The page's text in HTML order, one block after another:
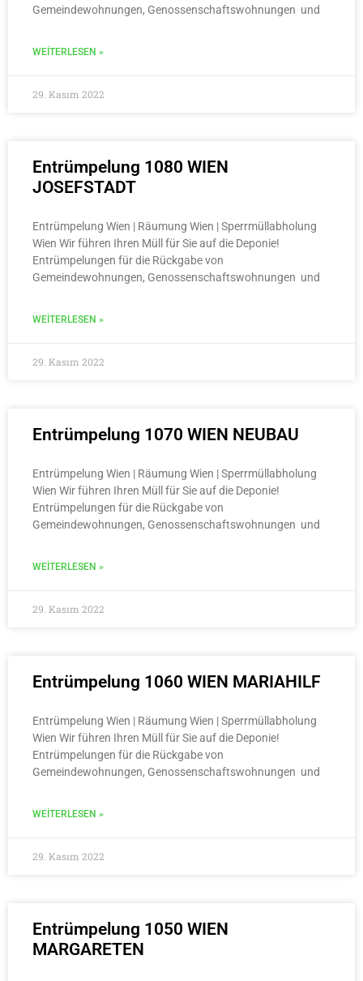
Gemeindewohnungen, Genossenschaftswohnungen und
WEITERLESEN »
29. Kasım 2022
Entrümpelung 1080 WIEN
JOSEFSTADT
Entrümpelung Wien | Räumung Wien | Sperrmüllabholung
Wien Wir führen Ihren Müll für Sie auf die Deponie!
Entrümpelungen für die Rückgabe von
Gemeindewohnungen, Genossenschaftswohnungen und
WEITERLESEN »
29. Kasım 2022
Entrümpelung 1070 WIEN NEUBAU
Entrümpelung Wien | Räumung Wien | Sperrmüllabholung
Wien Wir führen Ihren Müll für Sie auf die Deponie!
Entrümpelungen für die Rückgabe von
Gemeindewohnungen, Genossenschaftswohnungen und
WEITERLESEN »
29. Kasım 2022
Entrümpelung 1060 WIEN MARIAHILF
Entrümpelung Wien | Räumung Wien | Sperrmüllabholung
Wien Wir führen Ihren Müll für Sie auf die Deponie!
Entrümpelungen für die Rückgabe von
Gemeindewohnungen, Genossenschaftswohnungen und
WEITERLESEN »
29. Kasım 2022
Entrümpelung 1050 WIEN
MARGARETEN